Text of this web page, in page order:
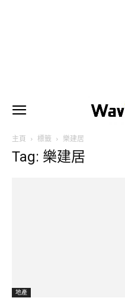
主頁 標籤 樂建居
Tag: 樂建居
地產